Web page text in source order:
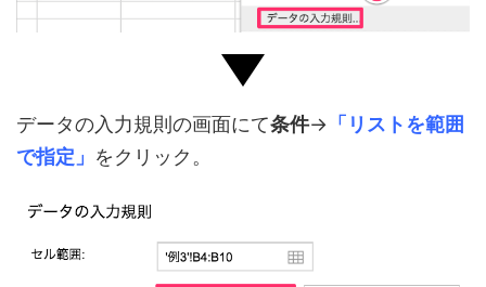
データの入力規則の画面にて条件→ 「リストを範囲
で指定」 をクリック。